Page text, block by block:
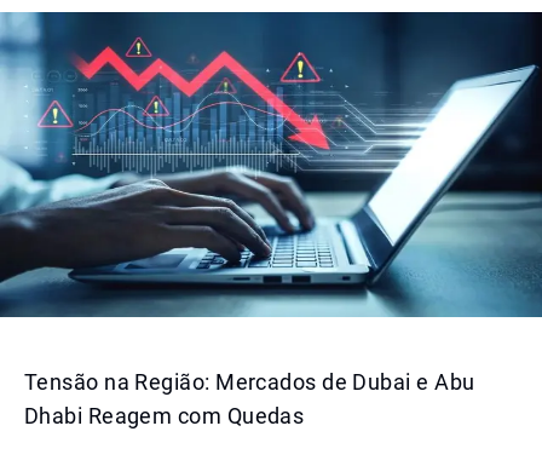
Tensão na Região: Mercados de Dubai e Abu
Dhabi Reagem com Quedas